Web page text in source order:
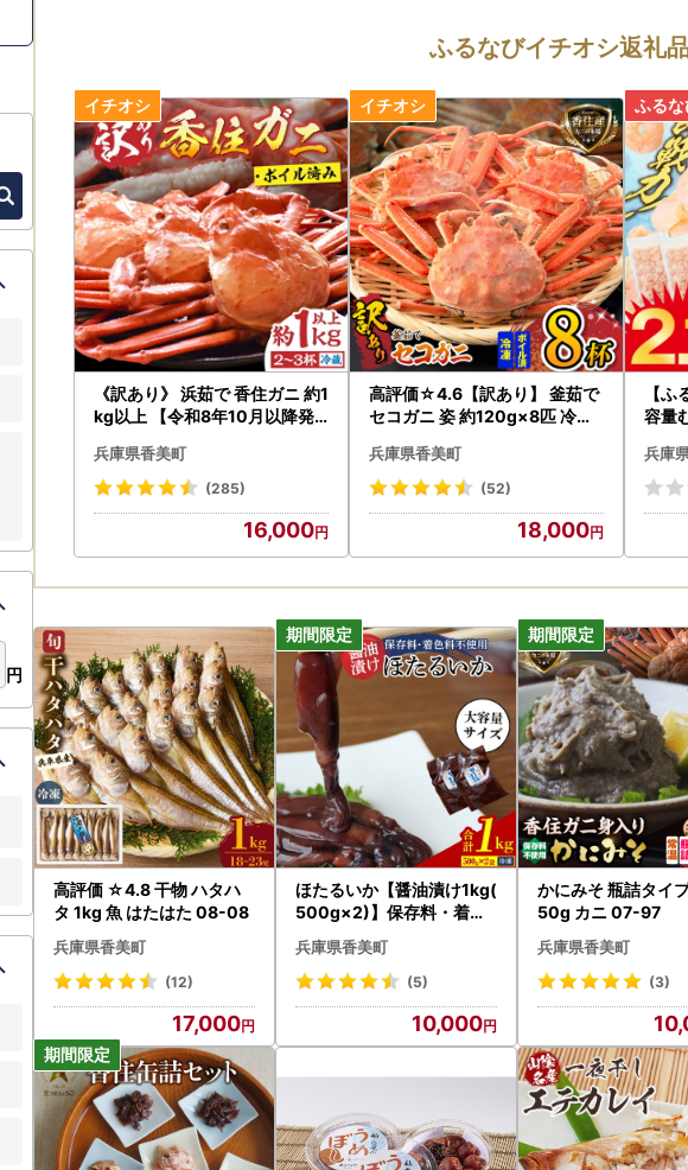
返礼品の発送時に、ご登録のメールアドレス宛てにお届け伝票番号が記載された
寄附者様のご都合により返礼品が発送元事業者へ返品された場合は再送いたしか
うお願いいたします。
※クール便の保管期間は3日間となります。
また、返礼品のお届け先変更をご希望の方は、下記のお問い合わせ先までご連
なお、返礼品の発送準備中のためご連絡いただくタイミングにより対応いたしか
ださい。
▼お届け後
返礼品のお受け取り後はすぐに中身や状態をご確認いただき、万が一不具合等が
問い合わせ先まで画像を添付の上ご連絡いただきますようお願いいたします。
なお、お受け取りからお日にちが経過した後のご連絡につきましては対応いたし
ださい。
■書類について■
寄附金受領証明書・ワンストップ特例申請書類(要望された方のみ)につきまして
ただし、ご寄附お申込み多数の際は1か月程度を要する場合もございます。
ワンストップ特例申請書は【香美町ふるさと納税ワンストップ受付センター】へ
◇オンラインでワンストップ特例申請、変更届の提出、書類のダウンロードが可
・ふるさと納税 総合窓口「ふるまど」
https://iam-jpki.jp/lp/iam-furumado/onestop/
【ワンストップ特例申請書提出先】
〒444-1333
愛知県高浜市沢渡町一丁目3番28
香美町ふるさと納税ワンストップ受付センター 宛
■キャンセル・変更について
寄附申込みのキャンセル、返礼品の変更・返品はできかねます。
寄附者の都合により返礼品がお届けできない場合、返礼品の再送は致しません。
また、香美町民の方が香美町にふるさと納税を行われた場合は、返礼品をお送り
予めご了承ください。
また、寄附者様の名義変更をご希望の場合は、お問い合わせ先までご連絡くださ
【お問い合わせ先】
香美町ふるさと納税サポート室
〒444-1333
愛知県高浜市沢渡町一丁目3番28
ふるなびイチオシ返礼
《訳あり》 浜茹で 香住ガニ 約1
kg以上 【令和8年10月以降発
兵庫県香美町
(285)
16,000
高評価☆4.6【訳あり】 釜茹で
セコガニ 姿 約120g×8匹 冷凍
定】 カニ かに 蟹 07-09
兵庫県香美町
(52)
18,000
【
容量
兵庫
高評価 ☆4.8 干物 ハタハ
タ 1kg 魚 はたはた 08-08
兵庫県香美町
(12)
17,000
ほたるいか【醤油漬け1kg(
500g×2)】保存料・着色
料不使用 07-28
兵庫県香美町
(5)
10,000
かにみそ 瓶詰タイ
50g カニ 07-97
兵庫県香美町
(3)
円